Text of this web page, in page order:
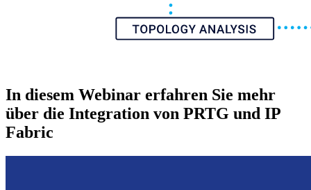
In diesem Webinar erfahren Sie mehr
über die Integration von PRTG und IP
Fabric